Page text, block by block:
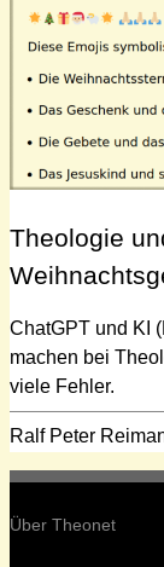
Theologie
ChatGPT und KI
machen bei
viele Fehler.
Ralf Peter
Über Theonet